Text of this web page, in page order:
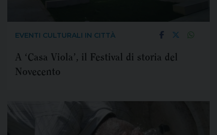
EVENTI CULTURALI IN CITTÀ
A ‘Casa Viola’, il Festival di storia del
Novecento